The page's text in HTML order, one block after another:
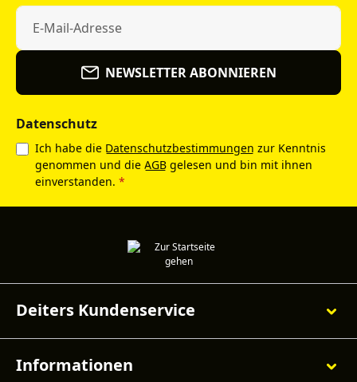
NEWSLETTER ABONNIEREN
Datenschutz
Ich habe die Datenschutzbestimmungen zur Kenntnis
genommen und die AGB gelesen und bin mit ihnen
einverstanden. *
Deiters Kundenservice
Informationen